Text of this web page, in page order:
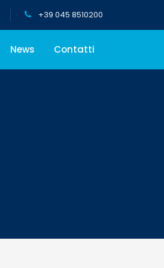
+39 045 8510200
News Contatti